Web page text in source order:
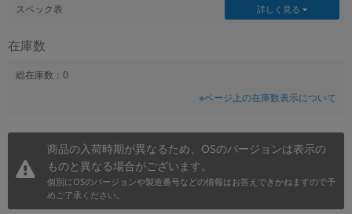
スペック表 詳しく見る
在庫数
総在庫数：0
※ページ上の在庫数表示について
商品の入荷時期が異なるため、OSのバージョンは表示の
ものと異なる場合がございます。
個別にOSのバージョンや製造番号などの情報はお答えできかねますので予
めご了承ください。
モニタサイズ
価格
円
発売日
月 から